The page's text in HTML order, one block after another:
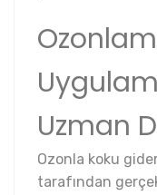
Uzman
Ozonla koku
tarafından